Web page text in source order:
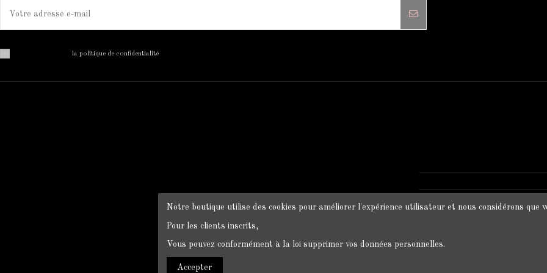
la politique de confidentialité
Notre boutique utilise des cookies pour améliorer l'expérience utilisateur et nous considérons que
Pour les clients inscrits,
Vous pouvez conformément à la loi supprimer vos données personnelles.
Accepter